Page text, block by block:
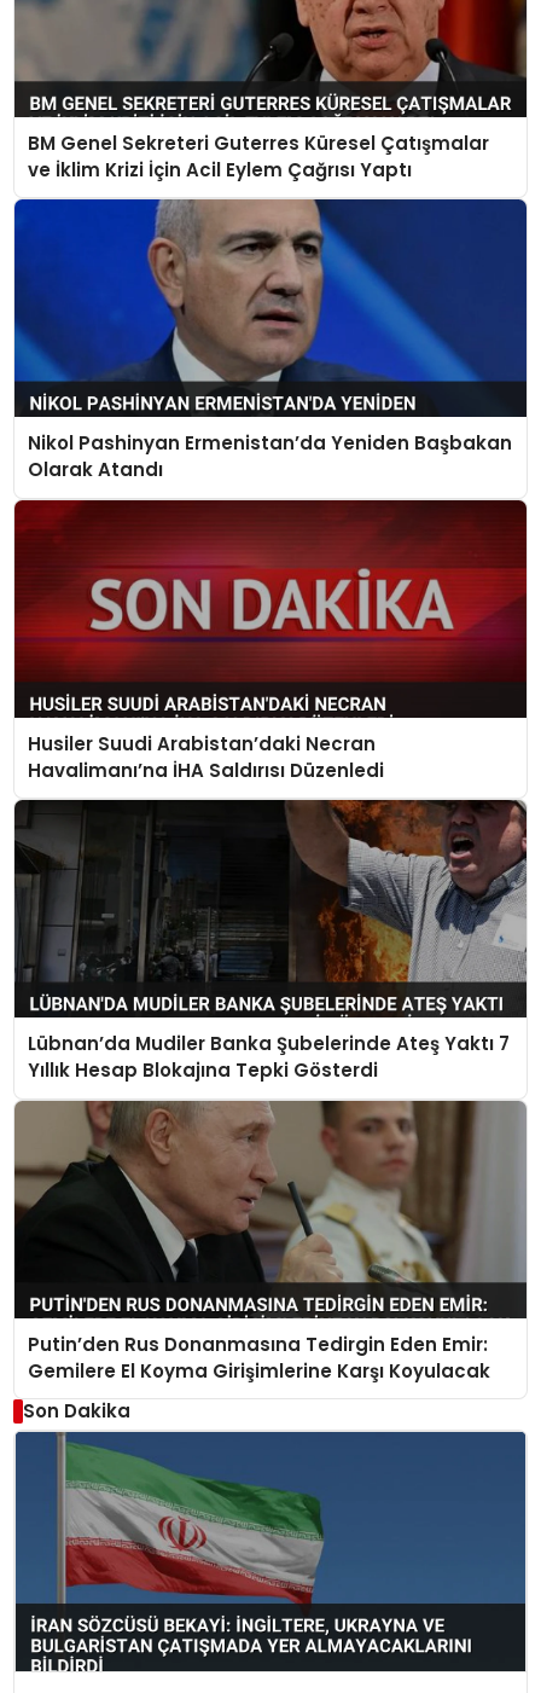
BM Genel Sekreteri Guterres Küresel Çatışmalar
ve İklim Krizi İçin Acil Eylem Çağrısı Yaptı
Nikol Pashinyan Ermenistan’da Yeniden Başbakan
Olarak Atandı
Husiler Suudi Arabistan’daki Necran
Havalimanı’na İHA Saldırısı Düzenledi
Lübnan’da Mudiler Banka Şubelerinde Ateş Yaktı 7
Yıllık Hesap Blokajına Tepki Gösterdi
Putin’den Rus Donanmasına Tedirgin Eden Emir:
Gemilere El Koyma Girişimlerine Karşı Koyulacak
Son Dakika